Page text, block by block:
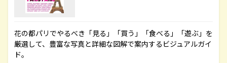
花の都パリでやるべき「見る」「買う」「食べる」「遊ぶ」を
厳選して、豊富な写真と詳細な図解で案内するビジュアルガイ
ド。